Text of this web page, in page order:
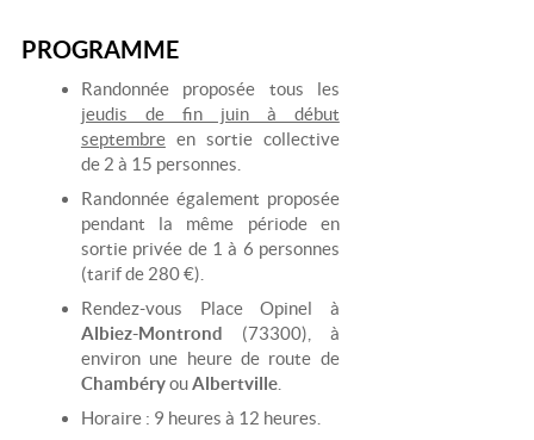
PROGRAMME
Randonnée proposée tous les
jeudis de fin juin à début
septembreen sortie collective
de 2 à 15 personnes.
Randonnée également proposée
pendant la même période en
sortie privée de 1 à 6 personnes
(tarif de 280 €).
Rendez-vous Place Opinel à
Albiez-Montrond (73300), à
environ une heure de route de
ChambéryouAlbertville.
Horaire : 9 heures à 12 heures.